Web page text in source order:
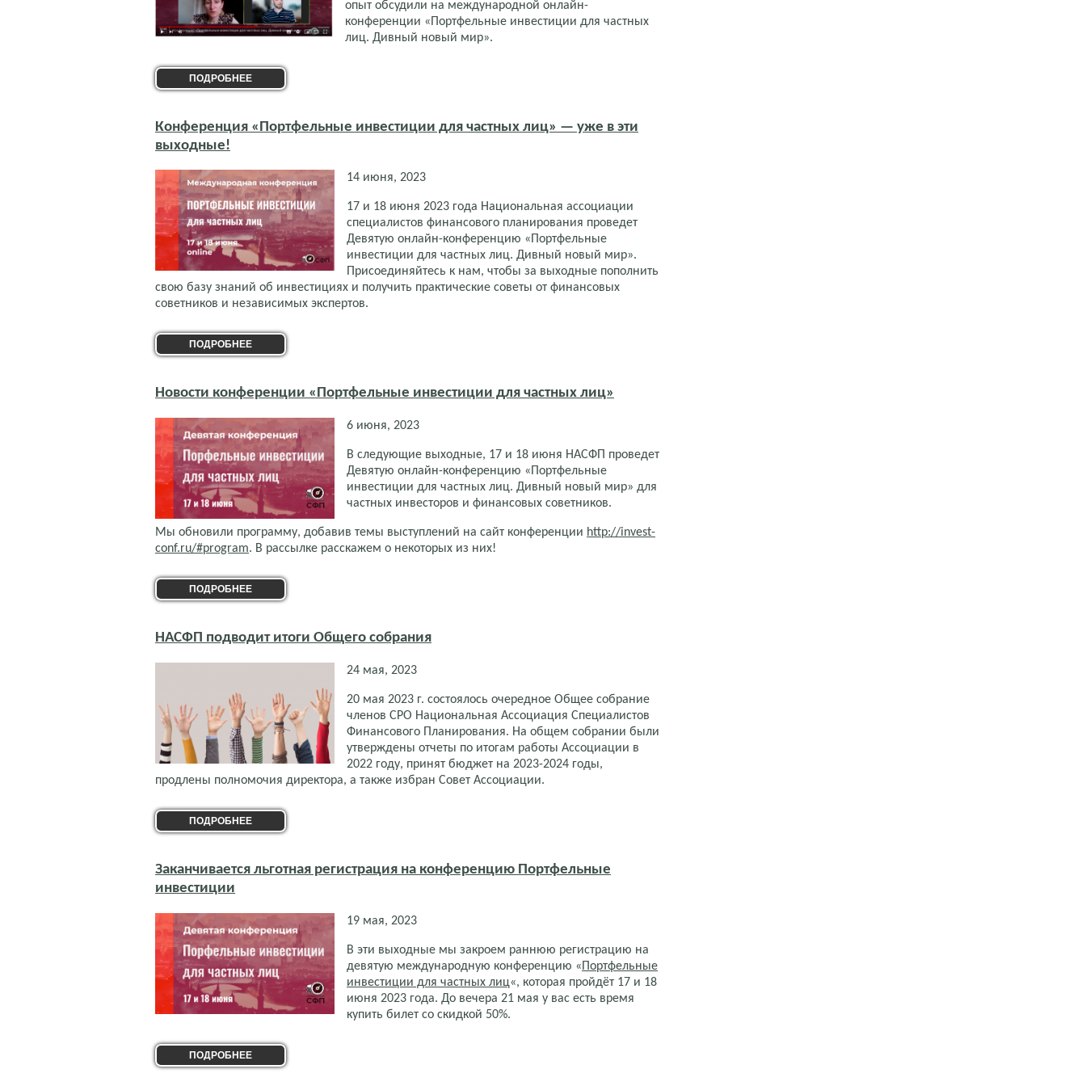
опыт обсудили на международной онлайн-
конференции «Портфельные инвестиции для частных
лиц. Дивный новый мир».
ПОДРОБНЕЕ
Конференция «Портфельные инвестиции для частных лиц» — уже в эти
выходные!
14 июня, 2023
17 и 18 июня 2023 года Национальная ассоциации
специалистов финансового планирования проведет
Девятую онлайн-конференцию «Портфельные
инвестиции для частных лиц. Дивный новый мир».
Присоединяйтесь к нам, чтобы за выходные пополнить
свою базу знаний об инвестициях и получить практические советы от финансовых
советников и независимых экспертов.
ПОДРОБНЕЕ
Новости конференции «Портфельные инвестиции для частных лиц»
6 июня, 2023
В следующие выходные, 17 и 18 июня НАСФП проведет
Девятую онлайн-конференцию «Портфельные
инвестиции для частных лиц. Дивный новый мир» для
частных инвесторов и финансовых советников.
Мы обновили программу, добавив темы выступлений на сайт конференции http://invest-
conf.ru/#program. В рассылке расскажем о некоторых из них!
ПОДРОБНЕЕ
НАСФП подводит итоги Общего собрания
24 мая, 2023
20 мая 2023 г. состоялось очередное Общее собрание
членов СРО Национальная Ассоциация Специалистов
Финансового Планирования. На общем собрании были
утверждены отчеты по итогам работы Ассоциации в
2022 году, принят бюджет на 2023-2024 годы,
продлены полномочия директора, а также избран Совет Ассоциации.
ПОДРОБНЕЕ
Заканчивается льготная регистрация на конференцию Портфельные
инвестиции
19 мая, 2023
В эти выходные мы закроем раннюю регистрацию на
девятую международную конференцию « Портфельные
инвестиции для частных лиц«, которая пройдёт 17 и 18
июня 2023 года. До вечера 21 мая у вас есть время
купить билет со скидкой 50%.
ПОДРОБНЕЕ